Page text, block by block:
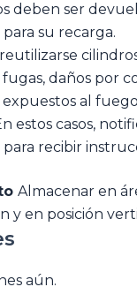
deben ser
su recarga.
daños por
expuestos al
estos casos,
recibir
Almacenar en
y en posición
aún.